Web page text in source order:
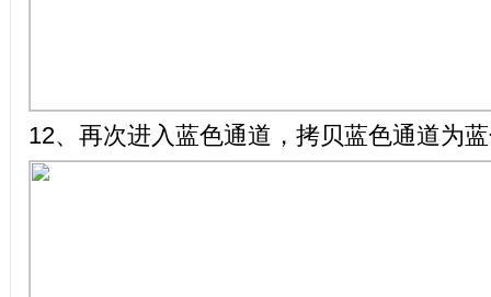
12、再次进入蓝色通道，拷贝蓝色通道为